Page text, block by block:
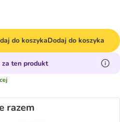
do koszykaDodaj do koszyka
za ten produkt
razem